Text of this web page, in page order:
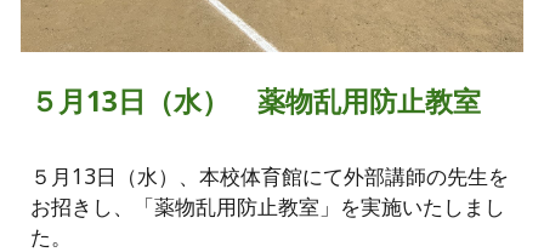
５月13日（水） 薬物乱用防止教室
５月13日（水）、本校体育館にて外部講師の先生を
お招きし、「薬物乱用防止教室」を実施いたしまし
た。